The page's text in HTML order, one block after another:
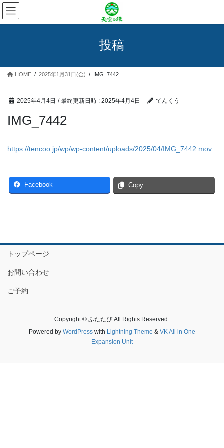
コ
ン
テ
ス
ナ
ビ
ゲ
ン
投稿
HOME 2025年1月31日(金) IMG_7442
2025年4月4日 / 最終更新日時 : 2025年4月4日 てんくう
IMG_7442
https://tencoo.jp/wp/wp-content/uploads/2025/04/IMG_7442.mov
Facebook Copy
トップページ
お問い合わせ
ご予約
Copyright © ふたたび All Rights Reserved.
Powered by WordPresswith Lightning Theme & VK All in One
Expansion Unit